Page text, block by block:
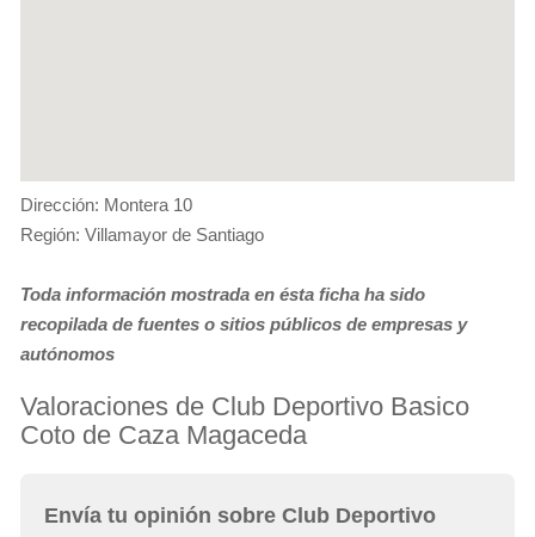
Dirección: Montera 10
Región: Villamayor de Santiago
Toda información mostrada en ésta ficha ha sido
recopilada de fuentes o sitios públicos de empresas y
autónomos
Valoraciones de Club Deportivo Basico
Coto de Caza Magaceda
Envía tu opinión sobre Club Deportivo